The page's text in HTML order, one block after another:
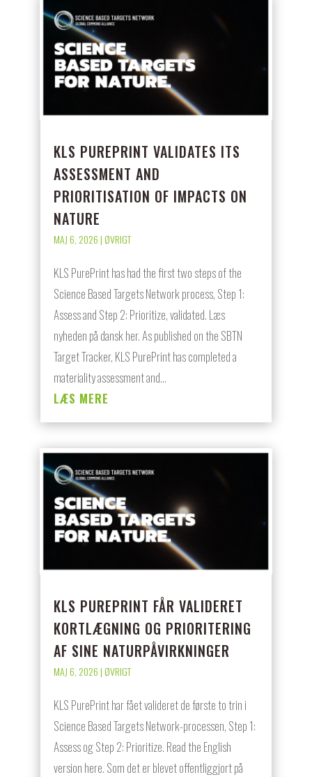
KLS PUREPRINT VALIDATES ITS
ASSESSMENT AND
PRIORITISATION OF IMPACTS ON
NATURE
MAJ 6, 2026|ØVRIGT
KLS PurePrint has had the first two steps of the
Science Based Targets Network process, Step 1:
Assess and Step 2: Prioritize, validated. Læs
nyheden på dansk her. As published on the SBTN
Target Tracker, KLS PurePrint has completed a
materiality assessment and...
LÆS MERE
KLS PUREPRINT FÅR VALIDERET
KORTLÆGNING OG PRIORITERING
AF SINE NATURPÅVIRKNINGER
MAJ 6, 2026|ØVRIGT
KLS PurePrint har fået valideret de første to trin i
Science Based Targets Network-processen, Step 1:
Assess og Step 2: Prioritize. Read the English
version here. Som det er blevet offentliggjort på